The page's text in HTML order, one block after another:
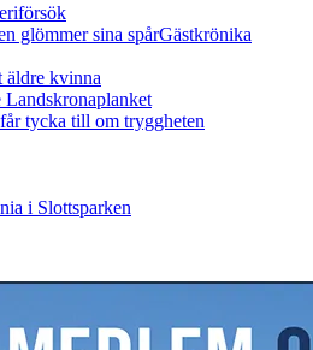
glömmer sina spårGästkrönika
äldre kvinna
Landskronaplanket
tycka till om tryggheten
i Slottsparken